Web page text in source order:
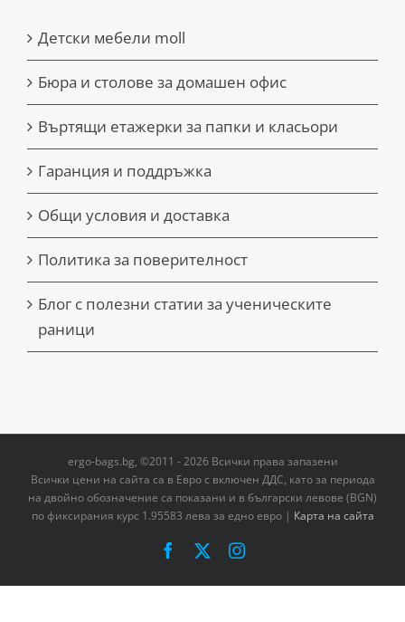
Детски мебели moll
Бюра и столове за домашен офис
Въртящи етажерки за папки и класьори
Гаранция и поддръжка
Общи условия и доставка
Политика за поверителност
Блог с полезни статии за ученическите
раници
ergo-bags.bg, ©2011 - 2026 Всички права запазени
Всички цени на сайта са в Евро с включен ДДС, като за периода
на двoйно обозначение са показани и в български левове (BGN)
по фиксирания курс 1.95583 лева за едно евро | Карта на сайта
Facebook Instagram